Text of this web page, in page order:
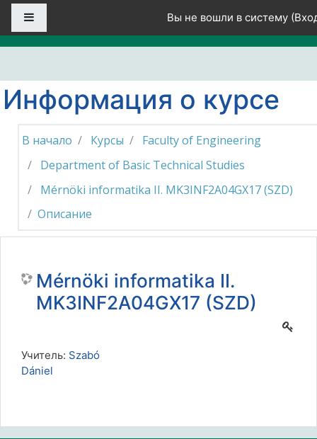
Перейти к основному содержанию
Вы не вошли в систему (
Информация о курсе
В начало Курсы
Faculty of Engineering
Department of Basic Technical Studies
Mérnöki informatika II. MK3INF2A04GX17 (SZD)
Описание
Mérnöki informatika II.
MK3INF2A04GX17 (SZD)
Учитель: Szabó
Dániel